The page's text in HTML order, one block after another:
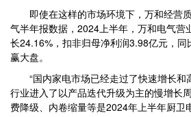
即使在这样的市场环境下，万和经营
气半年报数据，2024上半年，万和电气营
长24.16%，扣非归母净利润3.98亿元，
赢大盘。
“国内家电市场已经走过了快速增长和
行业进入了以产品迭代升级为主的慢增长
费降级、内卷缩量等是2024年上半年厨卫